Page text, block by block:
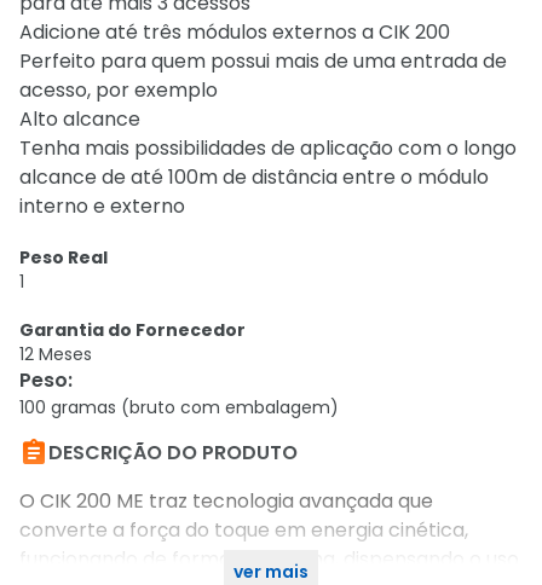
Adicione até três módulos externos a CIK 200
Perfeito para quem possui mais de uma entrada de
acesso, por exemplo
Alto alcance
Tenha mais possibilidades de aplicação com o longo
alcance de até 100m de distância entre o módulo
interno e externo
Peso Real
1
Garantia do Fornecedor
12 Meses
Peso:
100 gramas (bruto com embalagem)
DESCRIÇÃO DO PRODUTO
O CIK 200 ME traz tecnologia avançada que
converte a força do toque em energia cinética,
funcionando de forma autônoma, dispensando o uso
ver mais